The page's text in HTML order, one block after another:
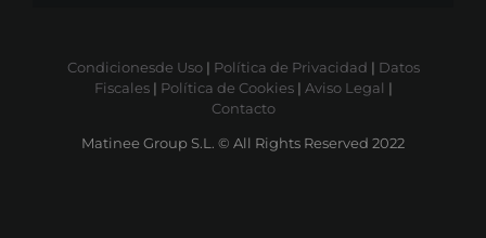
Condicionesde Uso| Política de Privacidad | Datos
Fiscales| Política de Cookies| Aviso Legal |
Contacto
Matinee Group S.L. © All Rights Reserved 2022